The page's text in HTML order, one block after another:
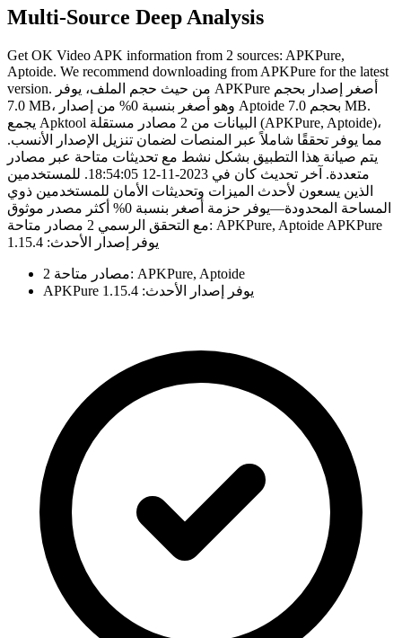
Multi-Source Deep Analysis
Get OK Video APK information from 2 sources: APKPure,
Aptoide. We recommend downloading from APKPure for the latest
version. من حيث حجم الملف، يوفر APKPure أصغر إصدار بحجم
7.0 MB، وهو أصغر بنسبة 0% من إصدار Aptoide بحجم 7.0 MB.
يجمع Apktool البيانات من 2 مصادر مستقلة (APKPure, Aptoide)،
مما يوفر تحققًا شاملاً عبر المنصات لضمان تنزيل الإصدار الأنسب.
يتم صيانة هذا التطبيق بشكل نشط مع تحديثات متاحة عبر مصادر
متعددة. آخر تحديث كان في 2023-11-12 18:54:05. للمستخدمين
الذين يسعون لأحدث الميزات وتحديثات الأمان للمستخدمين ذوي
المساحة المحدودة—يوفر حزمة أصغر بنسبة 0% أكثر مصدر موثوق
مع التحقق الرسمي 2 مصادر متاحة: APKPure, Aptoide APKPure
يوفر إصدار الأحدث: 1.15.4
2 مصادر متاحة: APKPure, Aptoide
APKPure يوفر إصدار الأحدث: 1.15.4